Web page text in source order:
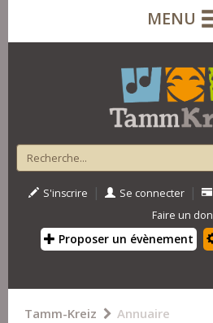
MENU
S'inscrire | Se connecter |
Faire un don
Proposer un évènement
Tamm-Kreiz Annuaire